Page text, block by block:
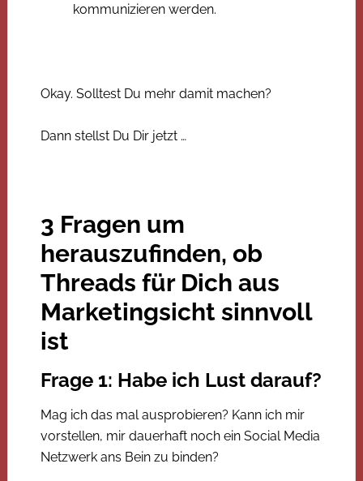
kommunizieren werden.
Okay. Solltest Du mehr damit machen?
Dann stellst Du Dir jetzt …
3 Fragen um
herauszufinden, ob
Threads für Dich aus
Marketingsicht sinnvoll
ist
Frage 1: Habe ich Lust darauf?
Mag ich das mal ausprobieren? Kann ich mir
vorstellen, mir dauerhaft noch ein Social Media
Netzwerk ans Bein zu binden?